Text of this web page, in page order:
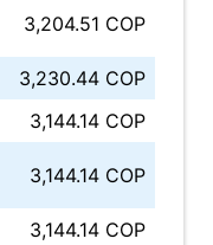
3,204.51 COP
3,230.44 COP
3,144.14 COP
3,144.14 COP
3,144.14 COP